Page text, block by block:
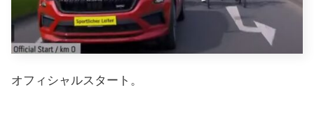
オフィシャルスタート。